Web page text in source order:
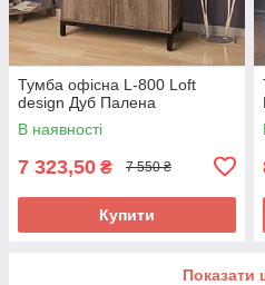
Тумба офісна L-800 Loft
design Дуб Палена
В наявності
7 323,50 ₴ 7 550 ₴
Купити
Показати